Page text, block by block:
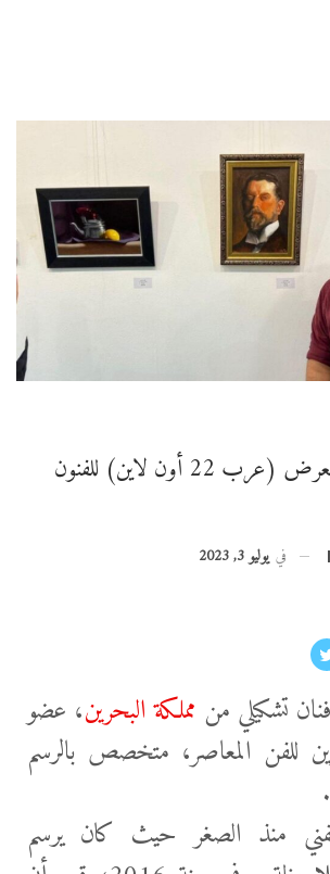
عقيل العريبي فى معرض (عرب 22 أون لاين) للفنون
في يوليو 3, 2023
تشكيلي من مملكة البحرين، عضو
للفن المعاصر، متخصص بالرسم
منذ الصغر حيث كان يرسم